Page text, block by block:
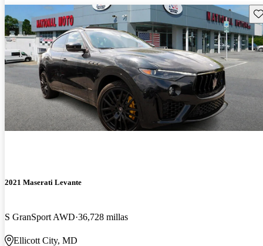
2021 Maserati Levante
S GranSport AWD 36,728 millas
Ellicott City, MD